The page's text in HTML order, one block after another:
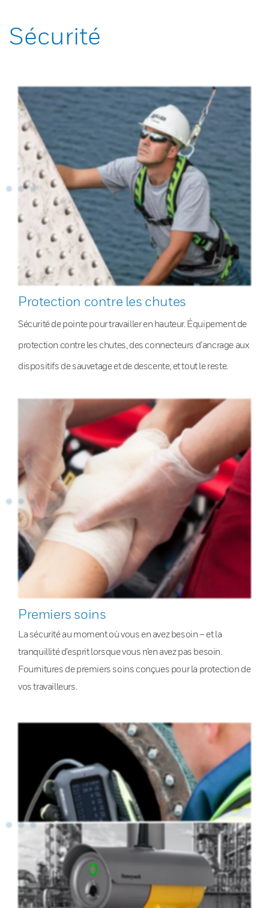
Sécurité
Protection contre les chutes
Sécurité de pointe pour travailler en hauteur. Équipement de
protection contre les chutes, des connecteurs d’ancrage aux
dispositifs de sauvetage et de descente, et tout le reste.
Premiers soins
La sécurité au moment où vous en avez besoin – et la
tranquillité d’esprit lorsque vous n’en avez pas besoin.
Fournitures de premiers soins conçues pour la protection de
vos travailleurs.